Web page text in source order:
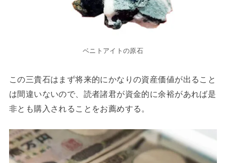
ベニトアイトの原石
この三貴石はまず将来的にかなりの資産価値が出ること
は間違いないので、読者諸君が資金的に余裕があれば是
非とも購入されることをお薦めする。